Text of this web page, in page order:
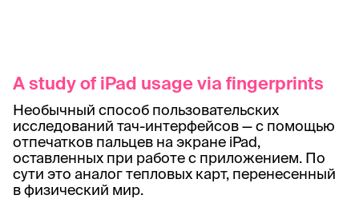
A study of iPad usage via fingerprints
Необычный способ пользовательских
исследований тач-интерфейсов — с помощью
отпечатков пальцев на экране iPad,
оставленных при работе с приложением. По
сути это аналог тепловых карт, перенесенный
в физический мир.